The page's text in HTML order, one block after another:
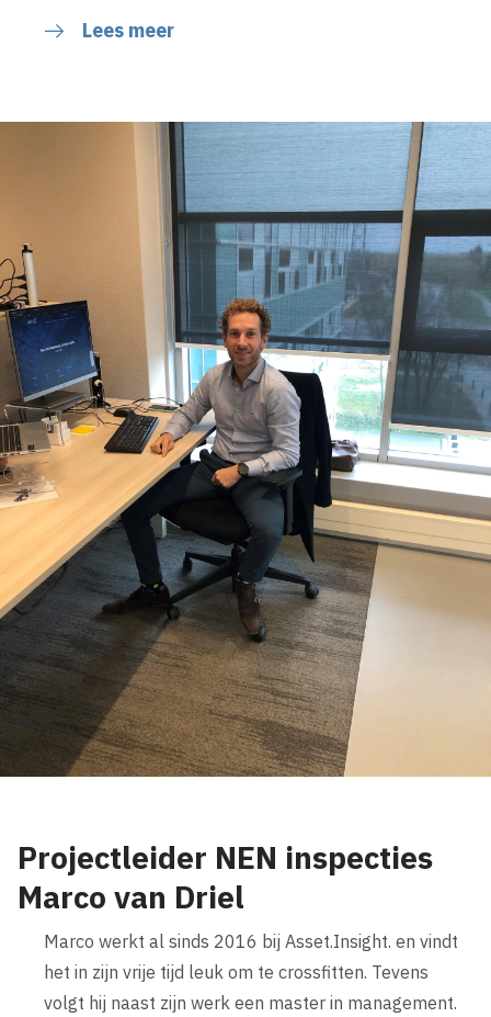
Lees meer
Projectleider NEN inspecties
Marco van Driel
Marco werkt al sinds 2016 bij Asset.Insight. en vindt
het in zijn vrije tijd leuk om te crossfitten. Tevens
volgt hij naast zijn werk een master in management.